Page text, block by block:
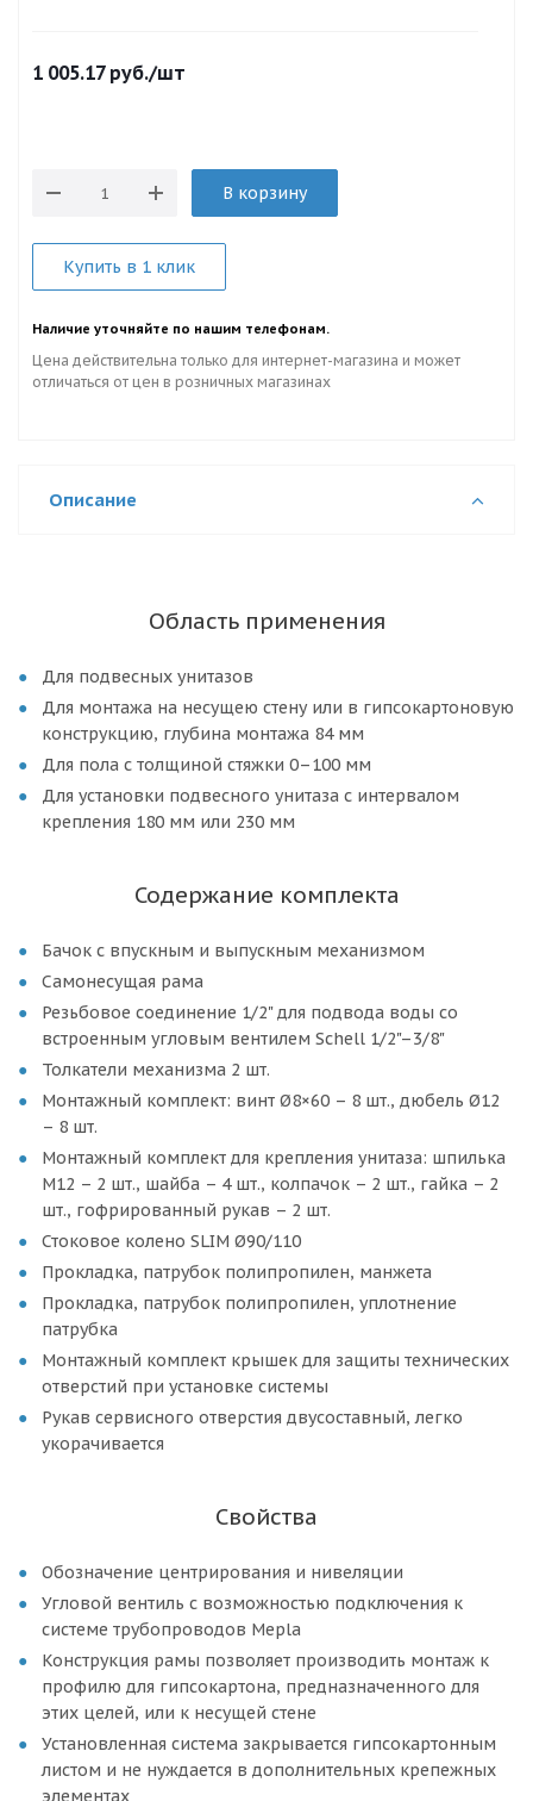
1 005.17руб./шт
В корзину
Купить в 1 клик
Наличие уточняйте по нашим телефонам.
Цена действительна только для интернет-магазина и может
отличаться от цен в розничных магазинах
Описание
Область применения
Для подвесных унитазов
Для монтажа на несущею стену или в гипсокартоновую
конструкцию, глубина монтажа 84 мм
Для пола с толщиной стяжки 0–100 мм
Для установки подвесного унитаза с интервалом
крепления 180 мм или 230 мм
Содержание комплекта
Бачок с впускным и выпускным механизмом
Самонесущая рама
Резьбовое соединение 1/2" для подвода воды со
встроенным угловым вентилем Schell 1/2"–3/8"
Толкатели механизма 2 шт.
Монтажный комплект: винт Ø8×60 – 8 шт., дюбель Ø12
– 8 шт.
Монтажный комплект для крепления унитаза: шпилька
М12 – 2 шт., шайба – 4 шт., колпачок – 2 шт., гайка – 2
шт., гофрированный рукав – 2 шт.
Стоковое колено SLIM Ø90/110
Прокладка, патрубок полипропилен, манжета
Прокладка, патрубок полипропилен, уплотнение
патрубка
Монтажный комплект крышек для защиты технических
отверстий при установке системы
Рукав сервисного отверстия двусоставный, легко
укорачивается
Свойства
Обозначение центрирования и нивеляции
Угловой вентиль с возможностью подключения к
системе трубопроводов Mepla
Конструкция рамы позволяет производить монтаж к
профилю для гипсокартона, предназначенного для
этих целей, или к несущей стене
Установленная система закрывается гипсокартонным
листом и не нуждается в дополнительных крепежных
элементах